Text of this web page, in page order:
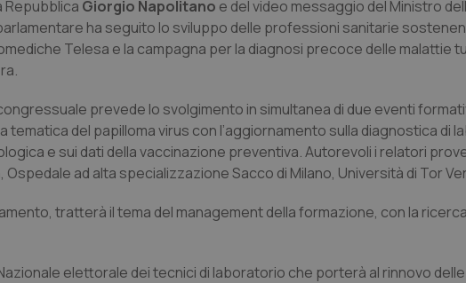
Repubblica Giorgio Napolitano e del video messaggio del Ministro
ha seguito lo sviluppo delle professioni sanitarie
Telesa e la campagna per la diagnosi precoce delle malattie
prevede lo svolgimento in simultanea di due eventi
del papilloma virus con l’aggiornamento sulla diagnostica di
e sui dati della vaccinazione preventiva. Autorevoli i relatori
ad alta specializzazione Sacco di Milano, Università di Tor
tratterà il tema del management della formazione, con la
elettorale dei tecnici di laboratorio che porterà al rinnovo